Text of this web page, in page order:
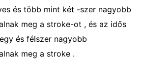
és több mint két -szer nagyobb
meg a stroke-ot , és az idős
és félszer nagyobb
meg a stroke .